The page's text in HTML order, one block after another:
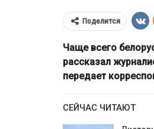
Поделится
Чаще всего
рассказал
передает
СЕЙЧАС ЧИТАЮТ